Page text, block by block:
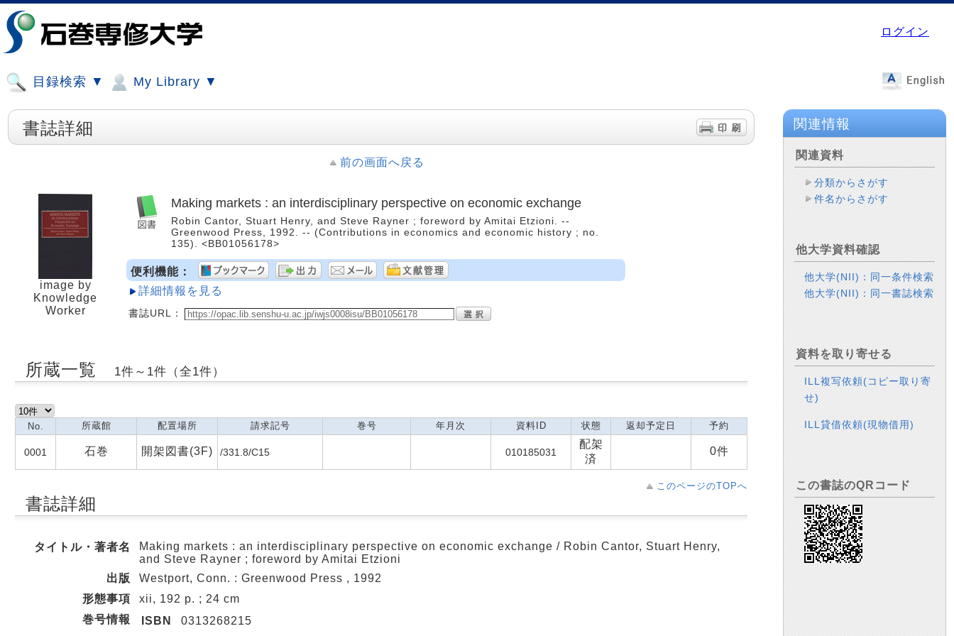
ログイン
目録検索 ▼ My Library ▼
書誌詳細
前の画面へ戻る
image by
Knowledge
Worker
Making markets : an interdisciplinary perspective on economic exchange
Robin Cantor, Stuart Henry, and Steve Rayner ; foreword by Amitai Etzioni. --
Greenwood Press, 1992. -- (Contributions in economics and economic history ; no.
135). <BB01056178>
便利機能：
詳細情報を見る
書誌URL：
所蔵一覧 1件～1件（全1件）
No. 所蔵館 配置場所 請求記号 巻号 年月次 資料ID 状態 返却予定日 予約
0001 石巻 開架図書(3F) /331.8/C15 010185031
配架
済
0件
このページのTOPへ
書誌詳細
タイトル・著者名
Making markets : an interdisciplinary perspective on economic exchange / Robin Cantor, Stuart Henry,
and Steve Rayner ; foreword by Amitai Etzioni
出版
Westport, Conn. : Greenwood Press , 1992
形態事項
xii, 192 p. ; 24 cm
巻号情報
ISBN
0313268215
関連情報
関連資料
分類からさがす
件名からさがす
他大学資料確認
他大学(NII)：同一条件検索
他大学(NII)：同一書誌検索
資料を取り寄せる
ILL複写依頼(コピー取り寄
せ)
ILL貸借依頼(現物借用)
この書誌のQRコード